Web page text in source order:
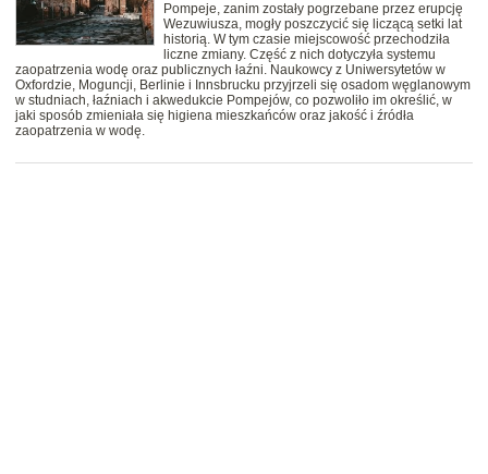
Pompeje, zanim zostały pogrzebane przez erupcję
Wezuwiusza, mogły poszczycić się liczącą setki lat
historią. W tym czasie miejscowość przechodziła
liczne zmiany. Część z nich dotyczyła systemu
zaopatrzenia wodę oraz publicznych łaźni. Naukowcy z Uniwersytetów w
Oxfordzie, Moguncji, Berlinie i Innsbrucku przyjrzeli się osadom węglanowym
w studniach, łaźniach i akwedukcie Pompejów, co pozwoliło im określić, w
jaki sposób zmieniała się higiena mieszkańców oraz jakość i źródła
zaopatrzenia w wodę.